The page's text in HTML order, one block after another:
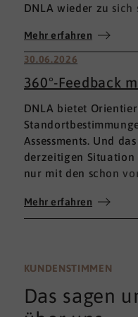
DNLA wieder zu sich
Mehr erfahren
30.06.2026
360°-Feedback
DNLA bietet
Assessments. Und
derzeitigen
nur mit den schon
umfassenden 360°-
Mehr erfahren
KUNDENSTIMMEN
Das sagen